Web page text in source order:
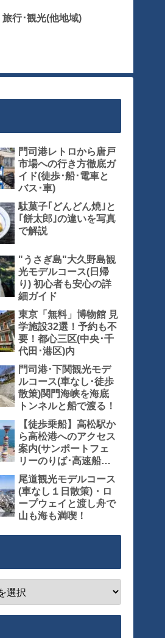
旅行･観光(他地域)
門司港レトロから唐戸
市場への行き方徹底ガ
イド(徒歩･船･電車と
バス･車)
駄菓子｢どんどん焼｣と
｢餅太郎｣の違いを写真
で解説
"うさぎ島"大久野島観
光モデルコース(日帰
り) 初心者も安心の詳
細ガイド
東京「無料」博物館 見
学施設32選！予約も不
要！都心三区(中央･千
代田･港区)内
門司港･下関観光モデ
ルコース(車なし･徒歩
散策)関門海峡を海底
トンネルと船で渡る！
【徒歩乗船】高松駅か
ら高松港へのアクセス
案内(サンポートフェ
リーのりば･高速船の
りば)
尾道観光モデルコース
(車なし１日散策)・ロ
ープウェイと渡し舟で
山も海も満喫！